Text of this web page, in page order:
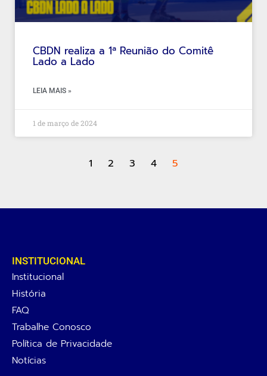
CBDN realiza a 1ª Reunião do Comitê
Lado a Lado
LEIA MAIS »
1 de março de 2024
1 2 3 4 5
INSTITUCIONAL
Institucional
História
FAQ
Trabalhe Conosco
Política de Privacidade
Notícias